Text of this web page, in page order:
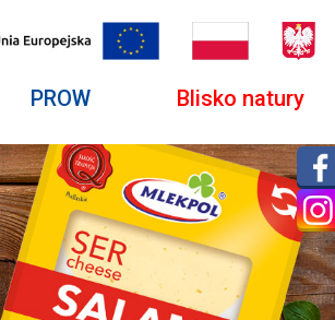
PROW Blisko natury